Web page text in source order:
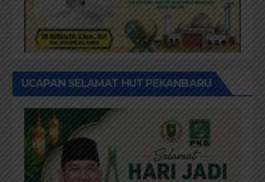
UCAPAN SELAMAT HUT PEKANBARU